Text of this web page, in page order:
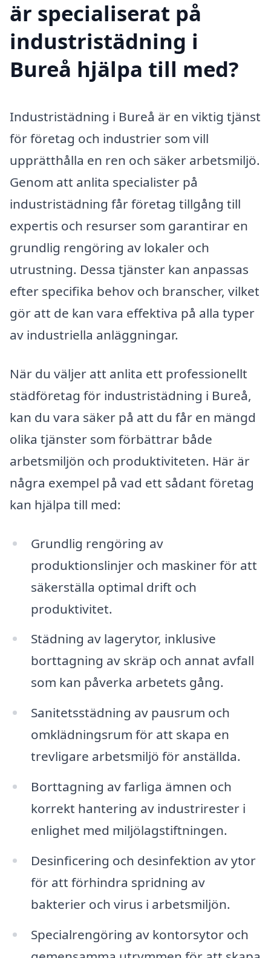
är specialiserat på
industristädning i
Bureå hjälpa till med?
Industristädning i Bureå är en viktig tjänst
för företag och industrier som vill
upprätthålla en ren och säker arbetsmiljö.
Genom att anlita specialister på
industristädning får företag tillgång till
expertis och resurser som garantirar en
grundlig rengöring av lokaler och
utrustning. Dessa tjänster kan anpassas
efter specifika behov och branscher, vilket
gör att de kan vara effektiva på alla typer
av industriella anläggningar.
När du väljer att anlita ett professionellt
städföretag för industristädning i Bureå,
kan du vara säker på att du får en mängd
olika tjänster som förbättrar både
arbetsmiljön och produktiviteten. Här är
några exempel på vad ett sådant företag
kan hjälpa till med:
Grundlig rengöring av
produktionslinjer och maskiner för att
säkerställa optimal drift och
produktivitet.
Städning av lagerytor, inklusive
borttagning av skräp och annat avfall
som kan påverka arbetets gång.
Sanitetsstädning av pausrum och
omklädningsrum för att skapa en
trevligare arbetsmiljö för anställda.
Borttagning av farliga ämnen och
korrekt hantering av industrirester i
enlighet med miljölagstiftningen.
Desinficering och desinfektion av ytor
för att förhindra spridning av
bakterier och virus i arbetsmiljön.
Specialrengöring av kontorsytor och